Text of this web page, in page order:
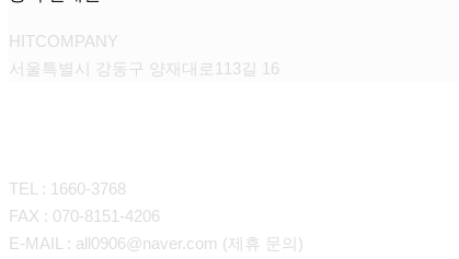
HITCOMPANY
서울특별시 강동구 양재대로113길 16
TEL : 1660-3768
FAX : 070-8151-4206
E-MAIL : all0906@naver.com (제휴 문의)